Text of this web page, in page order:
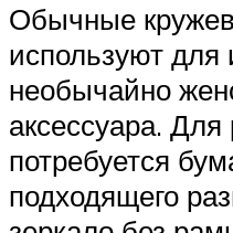
Обычные
используют для
необычайно
аксессуара. Для
потребуется
подходящего